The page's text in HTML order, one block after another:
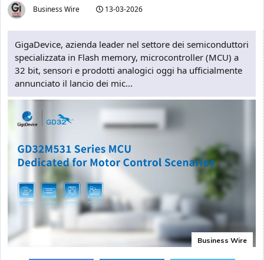
Business Wire 13-03-2026
GigaDevice, azienda leader nel settore dei semiconduttori
specializzata in Flash memory, microcontroller (MCU) a
32 bit, sensori e prodotti analogici oggi ha ufficialmente
annunciato il lancio dei mic...
Business Wire